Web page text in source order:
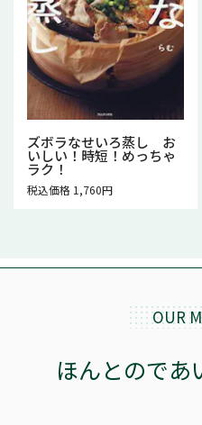
ズボラなせいろ蒸し お
いしい！時短！めっちゃ
ラク！
税込価格 1,760円
OUR
ほんとのであ